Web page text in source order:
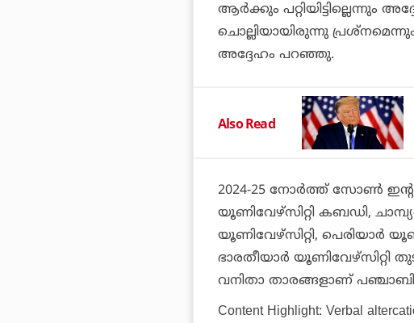
ആര്‍ക്കും പറ്റിയിട്ടില്ലെന്നും
ചൊല്ലിയായിരുന്നു
അദ്ദേഹം പറഞ്ഞു.
Also Read
2024-25 നോര്‍ത്ത് സോണ്‍
യൂണിവേഴ്‌സിറ്റി കബഡി,
യൂണിവേഴ്‌സിറ്റി, പെരിയാര്‍
ഭാരതീയാര്‍ യൂണിവേഴ്‌സിറ്റി
വനിതാ താരങ്ങളാണ്
Content Highlight: Verbal